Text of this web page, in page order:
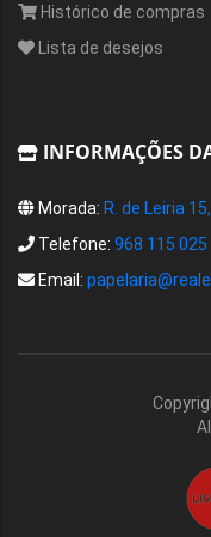
Histórico de compras
Lista de desejos
INFORMAÇÕES
Morada: R. de Leiria
Telefone: 968 115
Email: